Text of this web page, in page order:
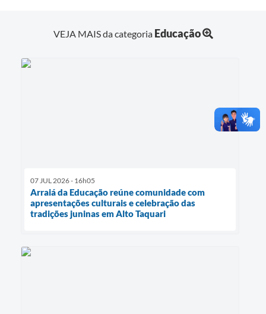
VEJA MAIS da categoria Educação
07 JUL 2026 - 16h05
Arraiá da Educação reúne comunidade com
apresentações culturais e celebração das
tradições juninas em Alto Taquari